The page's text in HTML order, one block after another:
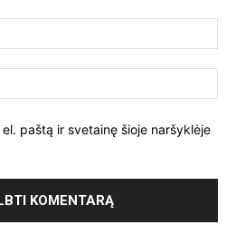
paštą ir svetainę šioje naršyklėje